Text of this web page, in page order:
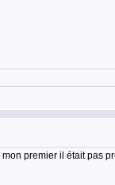
premier il était pas